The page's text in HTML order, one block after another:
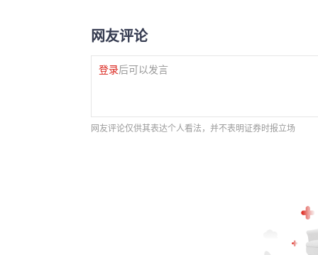
网友评论
登录后可以发言
网友评论仅供其表达个人看法，并不表明证券时报立场